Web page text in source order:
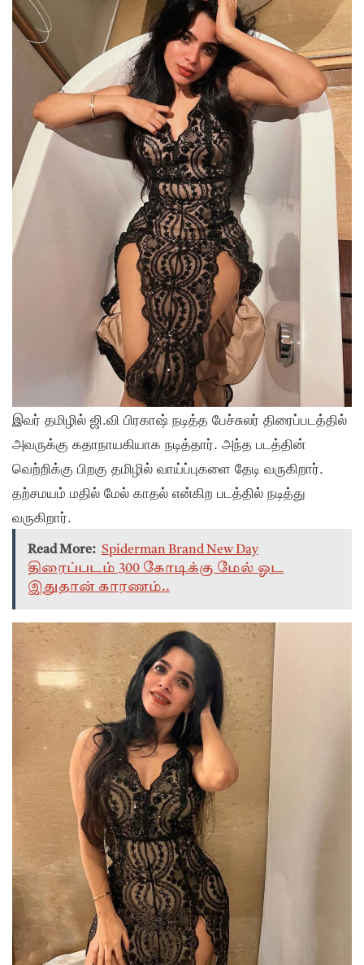
இவர் தமிழில் ஜி.வி பிரகாஷ் நடித்த பேச்சுலர் திரைப்படத்தில்
அவருக்கு கதாநாயகியாக நடித்தார். அந்த படத்தின்
வெற்றிக்கு பிறகு தமிழில் வாய்ப்புகளை தேடி வருகிறார்.
தற்சமயம் மதில் மேல் காதல் என்கிற படத்தில் நடித்து
வருகிறார்.
Read More: Spiderman Brand New Day
திரைப்படம் 300 கோடிக்கு மேல் ஓட
இதுதான் காரணம்..